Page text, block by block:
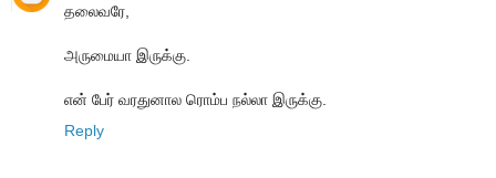
தலைவரே,
அருமையா இருக்கு.
என் பேர் வரதுனால ரொம்ப நல்லா இருக்கு.
Reply